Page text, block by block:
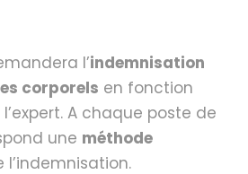
l’indemnisation
corporels en fonction
A chaque poste de
une méthode
l’indemnisation.